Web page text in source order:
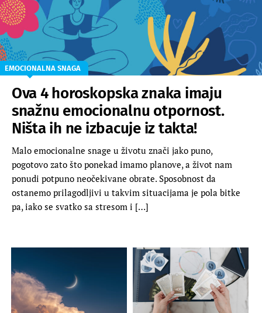
EMOCIONALNA SNAGA
Ova 4 horoskopska znaka imaju
snažnu emocionalnu otpornost.
Ništa ih ne izbacuje iz takta!
Malo emocionalne snage u životu znači jako puno,
pogotovo zato što ponekad imamo planove, a život nam
ponudi potpuno neočekivane obrate. Sposobnost da
ostanemo prilagodljivi u takvim situacijama je pola bitke
pa, iako se svatko sa stresom i […]